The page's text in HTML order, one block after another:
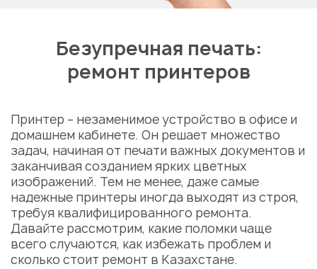
Безупречная печать:
ремонт принтеров
Принтер – незаменимое устройство в офисе и
домашнем кабинете. Он решает множество
задач, начиная от печати важных документов и
заканчивая созданием ярких цветных
изображений. Тем не менее, даже самые
надежные принтеры иногда выходят из строя,
требуя квалифицированного ремонта.
Давайте рассмотрим, какие поломки чаще
всего случаются, как избежать проблем и
сколько стоит ремонт в Казахстане.